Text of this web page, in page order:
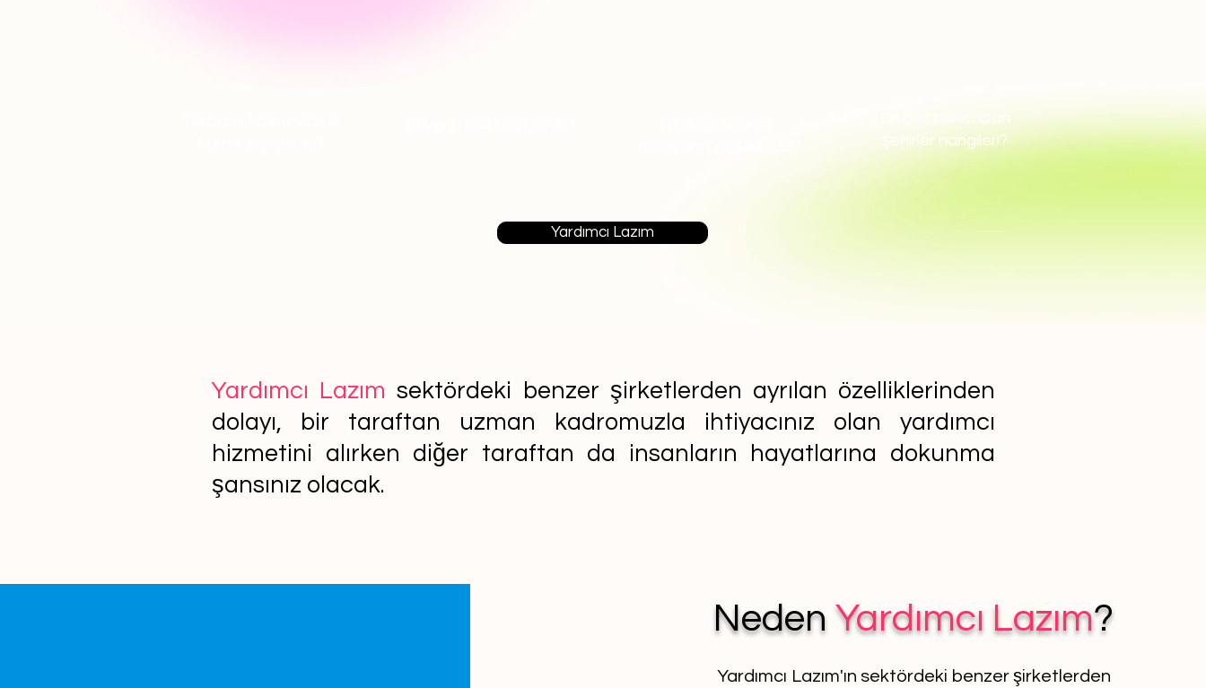
En çok bakıcı alan
şehirler hangileri?
Yardımcı Lazım
Yardımcı Lazım sektördeki benzer şirketlerden ayrılan özelliklerinden
dolayı, bir taraftan uzman kadromuzla ihtiyacınız olan yardımcı
hizmetini alırken diğer taraftan da insanların hayatlarına dokunma
şansınız olacak.
Neden Yardımcı Lazım?
Yardımcı Lazım'ın sektördeki benzer şirketlerden